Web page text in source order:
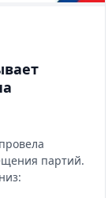
партий.